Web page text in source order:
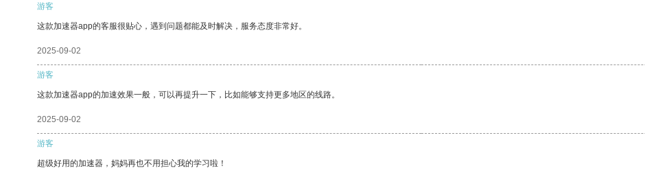
游客
这款加速器app的客服很贴心，遇到问题都能及时解决，服务态度非常好。
2025-09-02
游客
这款加速器app的加速效果一般，可以再提升一下，比如能够支持更多地区的线路。
2025-09-02
游客
超级好用的加速器，妈妈再也不用担心我的学习啦！